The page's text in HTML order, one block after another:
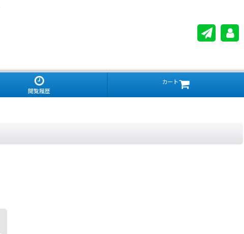
閲覧履歴
カート